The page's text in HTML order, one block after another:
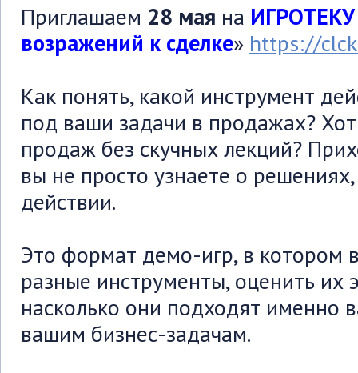
Приглашаем 28 мая на
возражений к сделке» https://
Как понять, какой инструмент
под ваши задачи в продажах?
продаж без скучных лекций?
вы не просто узнаете о
действии.
Это формат демо-игр, в котором
разные инструменты, оценить их
насколько они подходят именно
вашим бизнес-задачам.